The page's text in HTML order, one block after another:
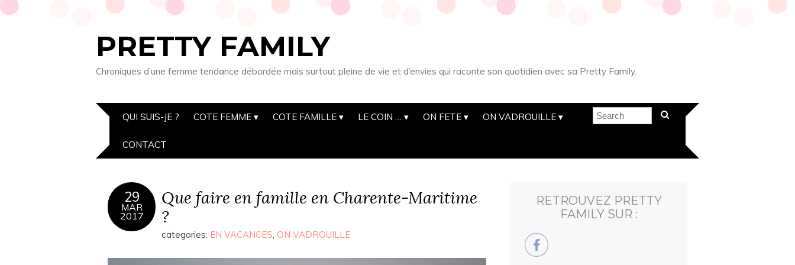
PRETTY FAMILY
Chroniques d’une femme tendance débordée mais surtout pleine de vie et d’envies qui raconte son quotidien avec sa Pretty Family.
QUI SUIS-JE ? COTE FEMME COTE FAMILLE LE COIN … ON FETE ON VADROUILLE
CONTACT
29
MAR
2017
Que faire en famille en Charente-Maritime
?
categories: EN VACANCES, ON VADROUILLE
RETROUVEZ PRETTY
FAMILY SUR :